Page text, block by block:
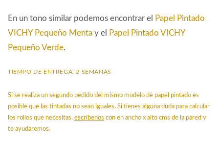
En un tono similar podemos encontrar el
Papel Pintado
VICHY Pequeño Menta y el
Papel Pintado VICHY
Pequeño Verde.
TIEMPO DE ENTREGA: 2 SEMANAS
Si se realiza un segundo pedido del mismo modelo de papel pintado es
posible que las tintadas no sean iguales. Si tienes alguna duda para calcular
los rollos que necesitas, escríbenos con en ancho x alto cms de la pared y
te ayudaremos.